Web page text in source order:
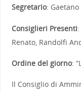
Segretario: Gaetano
Consiglieri Presenti
Renato, Randolfi
Ordine del giorno:
Il Consiglio di